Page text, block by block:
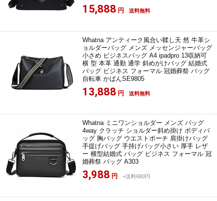
15,888 円 送料無料
Whatna アンティーク風合い鞣し天 然 牛革シ
ョルダーバッグ メンズ メッセンジャーバッグ
小さめ ビジネスバッグ A4 ipadpro 13収納可
横 型 本革 通勤 通学 斜めがけバッグ 結婚式
バッグ ビジネス フォーマル 冠婚葬祭 バッグ
自転車 かばんSE9805
13,888 円 送料無料
Whatna ミニワンショルダー メンズ バッグ
4way クラッチ ショルダー斜め掛け ボディバ
ッグ 胸バッグ ウエストポーチ 肩掛けバッグ
手提げバッグ 手持げバッグ小さい 厚手 レザ
ー 横型結婚式 バッグ ビジネス フォーマル 冠
婚葬祭 バッグ A303
3,988 円 +送料680円